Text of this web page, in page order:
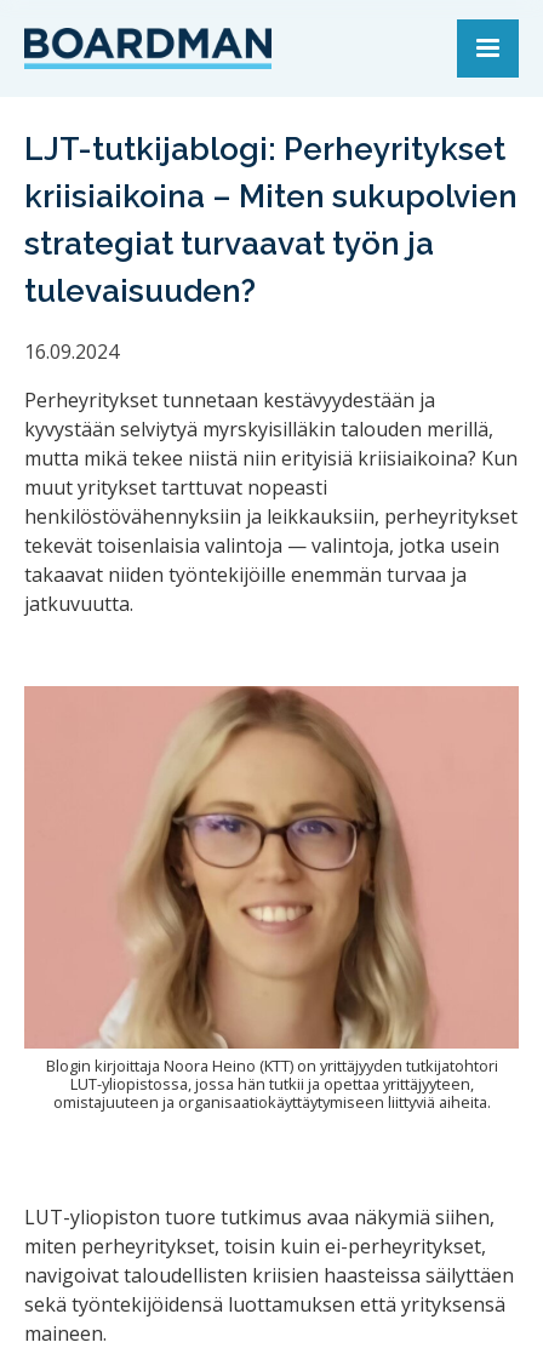
LJT-tutkijablogi: Perheyritykset
kriisiaikoina – Miten sukupolvien
strategiat turvaavat työn ja
tulevaisuuden?
16.09.2024
Perheyritykset tunnetaan kestävyydestään ja
kyvystään selviytyä myrskyisilläkin talouden merillä,
mutta mikä tekee niistä niin erityisiä kriisiaikoina? Kun
muut yritykset tarttuvat nopeasti
henkilöstövähennyksiin ja leikkauksiin, perheyritykset
tekevät toisenlaisia valintoja — valintoja, jotka usein
takaavat niiden työntekijöille enemmän turvaa ja
jatkuvuutta.
Blogin kirjoittaja Noora Heino (KTT) on yrittäjyyden tutkijatohtori
LUT-yliopistossa, jossa hän tutkii ja opettaa yrittäjyyteen,
omistajuuteen ja organisaatiokäyttäytymiseen liittyviä aiheita.
LUT-yliopiston tuore tutkimus avaa näkymiä siihen,
miten perheyritykset, toisin kuin ei-perheyritykset,
navigoivat taloudellisten kriisien haasteissa säilyttäen
sekä työntekijöidensä luottamuksen että yrityksensä
maineen.